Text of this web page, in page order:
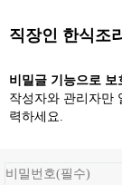
직장인 한식조
비밀글 기능으로 보
작성자와 관리자만
력하세요.